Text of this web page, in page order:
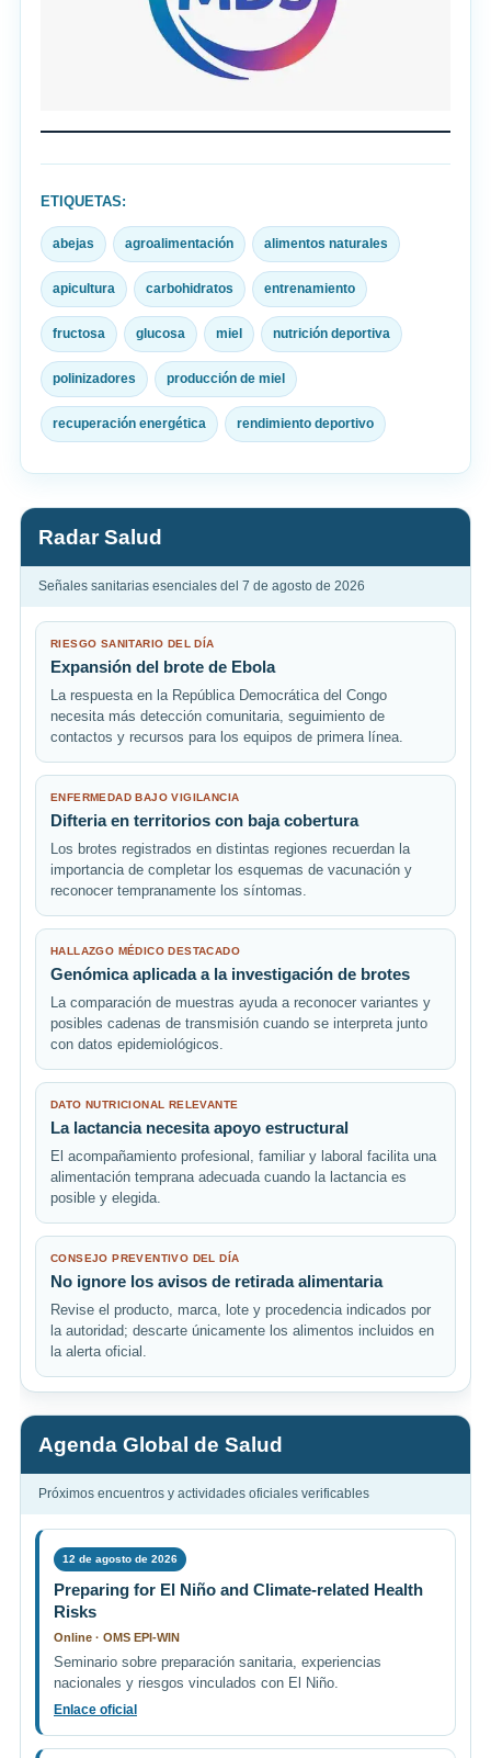
ETIQUETAS:
abejas agroalimentación alimentos naturales
apicultura carbohidratos entrenamiento
fructosa glucosa miel nutrición deportiva
polinizadores producción de miel
recuperación energética rendimiento deportivo
Radar Salud
Señales sanitarias esenciales del 7 de agosto de 2026
RIESGO SANITARIO DEL DÍA
Expansión del brote de Ebola
La respuesta en la República Democrática del Congo
necesita más detección comunitaria, seguimiento de
contactos y recursos para los equipos de primera línea.
ENFERMEDAD BAJO VIGILANCIA
Difteria en territorios con baja cobertura
Los brotes registrados en distintas regiones recuerdan la
importancia de completar los esquemas de vacunación y
reconocer tempranamente los síntomas.
HALLAZGO MÉDICO DESTACADO
Genómica aplicada a la investigación de brotes
La comparación de muestras ayuda a reconocer variantes y
posibles cadenas de transmisión cuando se interpreta junto
con datos epidemiológicos.
DATO NUTRICIONAL RELEVANTE
La lactancia necesita apoyo estructural
El acompañamiento profesional, familiar y laboral facilita una
alimentación temprana adecuada cuando la lactancia es
posible y elegida.
CONSEJO PREVENTIVO DEL DÍA
No ignore los avisos de retirada alimentaria
Revise el producto, marca, lote y procedencia indicados por
la autoridad; descarte únicamente los alimentos incluidos en
la alerta oficial.
Agenda Global de Salud
Próximos encuentros y actividades oficiales verificables
12 de agosto de 2026
Preparing for El Niño and Climate-related Health
Risks
Online · OMS EPI-WIN
Seminario sobre preparación sanitaria, experiencias
nacionales y riesgos vinculados con El Niño.
Enlace oficial